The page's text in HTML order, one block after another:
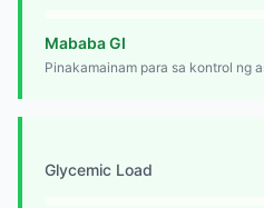
Mababa GI
Pinakamainam para sa kontrol ng
Glycemic Load